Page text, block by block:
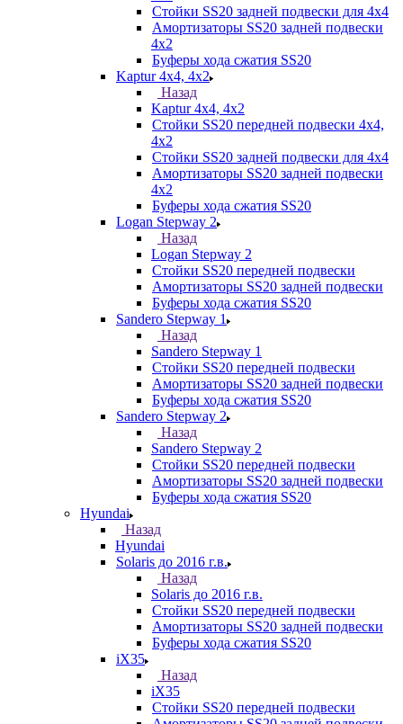
Стойки SS20 задней подвески для 4х4
Амортизаторы SS20 задней подвески
4х2
Буферы хода сжатия SS20
Kaptur 4х4, 4х2
Назад
Kaptur 4х4, 4х2
Стойки SS20 передней подвески 4х4,
4x2
Стойки SS20 задней подвески для 4х4
Амортизаторы SS20 задней подвески
4х2
Буферы хода сжатия SS20
Logan Stepway 2
Назад
Logan Stepway 2
Стойки SS20 передней подвески
Амортизаторы SS20 задней подвески
Буферы хода сжатия SS20
Sandero Stepway 1
Назад
Sandero Stepway 1
Стойки SS20 передней подвески
Амортизаторы SS20 задней подвески
Буферы хода сжатия SS20
Sandero Stepway 2
Назад
Sandero Stepway 2
Стойки SS20 передней подвески
Амортизаторы SS20 задней подвески
Буферы хода сжатия SS20
Hyundai
Назад
Hyundai
Solaris до 2016 г.в.
Назад
Solaris до 2016 г.в.
Стойки SS20 передней подвески
Амортизаторы SS20 задней подвески
Буферы хода сжатия SS20
iX35
Назад
iX35
Стойки SS20 передней подвески